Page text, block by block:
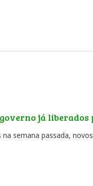
já liberados
semana passada,